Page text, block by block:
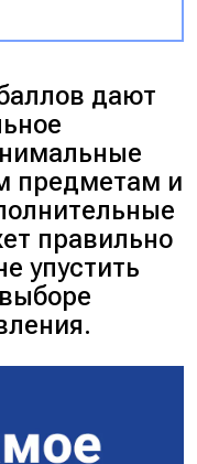
дают
предметам и
правильно
упустить